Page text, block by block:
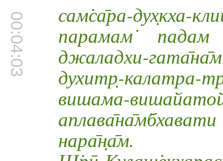
00:04:03 сам̇са̄ра-
парамам̇
джаладхи-
духитр̣-калатра-
вишама-
нара̄н̣а̄м.